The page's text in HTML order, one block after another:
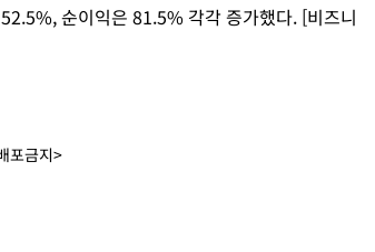
순이익은 81.5% 각각 증가했다. [비즈니
포금지>